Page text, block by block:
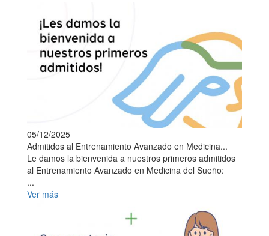
05/12/2025
Admitidos al Entrenamiento Avanzado en Medicina...
Le damos la bienvenida a nuestros primeros admitidos
al Entrenamiento Avanzado en Medicina del Sueño:
...
Ver más